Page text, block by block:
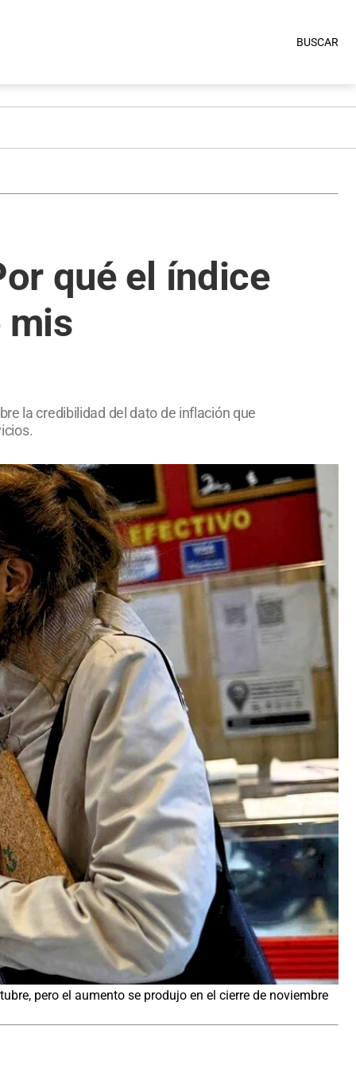
BUSCAR
qué el índice
mis
la credibilidad del dato de inflación que
pero el aumento se produjo en el cierre de noviembre